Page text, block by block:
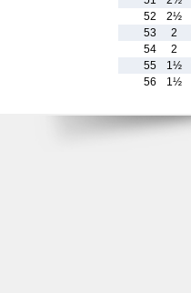
52
2½
53
2
54
2
55
1½
56
1½